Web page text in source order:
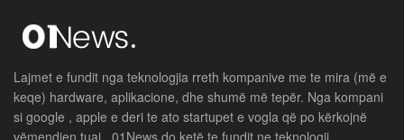
Lajmet e fundit nga teknologjia rreth kompanive me te mira (më e
keqe) hardware, aplikacione, dhe shumë më tepër. Nga kompani
si google , apple e deri te ato startupet e vogla që po kërkojnë
vëmendjen tuaj . 01News do ketë te fundit ne teknologji .